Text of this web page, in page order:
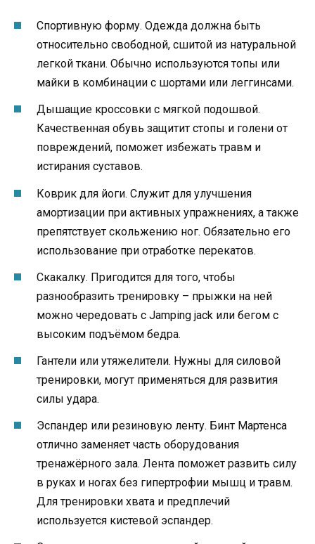
Спортивную форму. Одежда должна быть
относительно свободной, сшитой из натуральной
легкой ткани. Обычно используются топы или
майки в комбинации с шортами или леггинсами.
Дышащие кроссовки с мягкой подошвой.
Качественная обувь защитит стопы и голени от
повреждений, поможет избежать травм и
истирания суставов.
Коврик для йоги. Служит для улучшения
амортизации при активных упражнениях, а также
препятствует скольжению ног. Обязательно его
использование при отработке перекатов.
Скакалку. Пригодится для того, чтобы
разнообразить тренировку – прыжки на ней
можно чередовать с Jamping jack или бегом с
высоким подъёмом бедра.
Гантели или утяжелители. Нужны для силовой
тренировки, могут применяться для развития
силы удара.
Эспандер или резиновую ленту. Бинт Мартенса
отлично заменяет часть оборудования
тренажёрного зала. Лента поможет развить силу
в руках и ногах без гипертрофии мышц и травм.
Для тренировки хвата и предплечий
используется кистевой эспандер.